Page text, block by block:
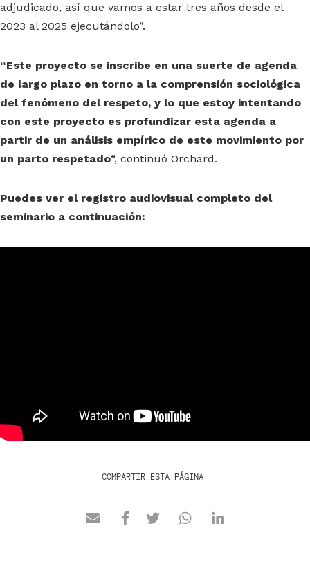
adjudicado, así que vamos a estar tres años desde el
2023 al 2025 ejecutándolo”.
“Este proyecto se inscribe en una suerte de agenda
de largo plazo en torno a la comprensión sociológica
del fenómeno del respeto, y lo que estoy intentando
con este proyecto es profundizar esta agenda a
partir de un análisis empírico de este movimiento por
un parto respetado“, continuó Orchard.
Puedes ver el registro audiovisual completo del
seminario a continuación:
COMPARTIR ESTA PÁGINA: